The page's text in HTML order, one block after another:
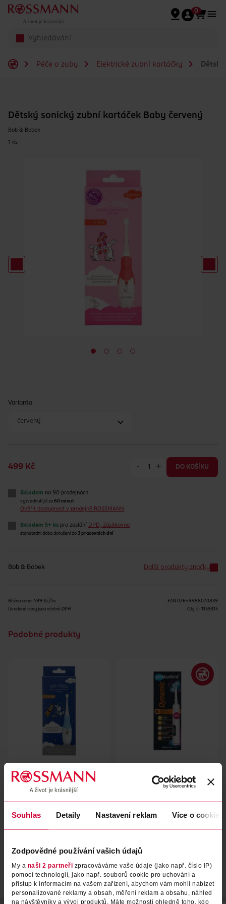
Souhlas Detaily Nastavení reklam Více o cookies
Zodpovědné používání vašich údajů
My a naši 2 partneři zpracováváme vaše údaje (jako např. číslo IP)
pomocí technologií, jako např. souborů cookie pro uchování a
přístup k informacím na vašem zařízení, abychom vám mohli nabízet
personalizované reklamy a obsah, měření reklam a obsahu, náhled
na návštěvníky a vývoj produktů. Máte možnosti ohledně toho, kdo
Přeskočit na hlavmní obsah
0
Péče o zuby Elektrické zubní kartáčky
Dětský sonický zubní kartáček Baby červený
Bob & Bobek
1 ks
Varianta
červený
499 Kč - + DO KOŠÍKU
Skladem na 90 prodejnách
vyzvednutí již za 60 minut
Ověřit dostupnost v prodejně ROSSMANN
Skladem 5+ ks pro zaslání DPD, Zásilkovna
standardní doba doručení do 3 pracovních dní
Bob & Bobek Další produkty značky
Běžná cena: 499 Kč/ks
Uvedené ceny jsou včetně DPH
EAN 07649988070839
Obj. č.: 1155815
Podobné produkty
Dětský sonický zubní kartáček
Baby modrý
1 ks
499 Kč
1 ks
549 Kč